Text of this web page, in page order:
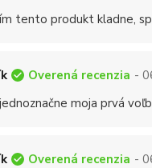
tento produkt kladne,
Overená recenzia -
moja prvá
Overená recenzia -